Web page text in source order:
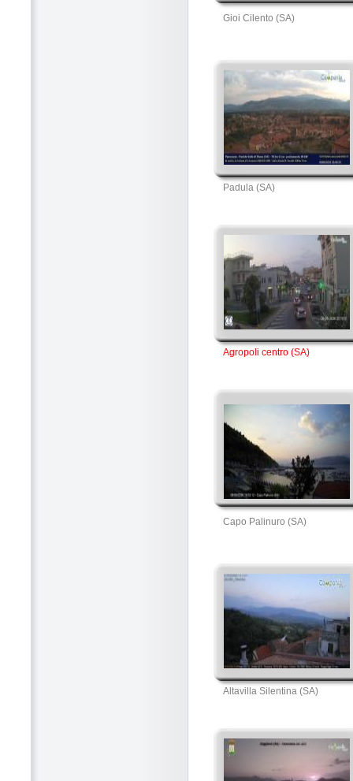
Gioi Cilento (SA)
Padula (SA)
Agropoli centro (SA)
Capo Palinuro (SA)
Altavilla Silentina (SA)